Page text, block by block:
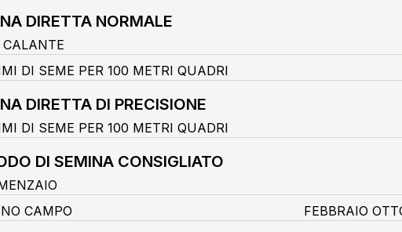
DIRETTA NORMALE
DI SEME PER 100 METRI QUADRI
DIRETTA DI PRECISIONE
DI SEME PER 100 METRI QUADRI
DI SEMINA CONSIGLIATO
CAMPO
FEBBRAIO